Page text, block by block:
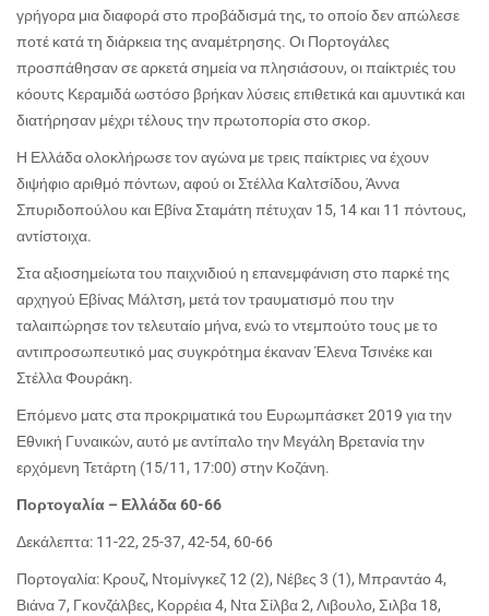
γρήγορα μια διαφορά στο προβάδισμά της, το οποίο δεν απώλεσε
ποτέ κατά τη διάρκεια της αναμέτρησης. Οι Πορτογάλες
προσπάθησαν σε αρκετά σημεία να πλησιάσουν, οι παίκτριές του
κόουτς Κεραμιδά ωστόσο βρήκαν λύσεις επιθετικά και αμυντικά και
διατήρησαν μέχρι τέλους την πρωτοπορία στο σκορ.
Η Ελλάδα ολοκλήρωσε τον αγώνα με τρεις παίκτριες να έχουν
διψήφιο αριθμό πόντων, αφού οι Στέλλα Καλτσίδου, Άννα
Σπυριδοπούλου και Εβίνα Σταμάτη πέτυχαν 15, 14 και 11 πόντους,
αντίστοιχα.
Στα αξιοσημείωτα του παιχνιδιού η επανεμφάνιση στο παρκέ της
αρχηγού Εβίνας Μάλτση, μετά τον τραυματισμό που την
ταλαιπώρησε τον τελευταίο μήνα, ενώ το ντεμπούτο τους με το
αντιπροσωπευτικό μας συγκρότημα έκαναν Έλενα Τσινέκε και
Στέλλα Φουράκη.
Επόμενο ματς στα προκριματικά του Ευρωμπάσκετ 2019 για την
Εθνική Γυναικών, αυτό με αντίπαλο την Μεγάλη Βρετανία την
ερχόμενη Τετάρτη (15/11, 17:00) στην Κοζάνη.
Πορτογαλία – Ελλάδα 60-66
Δεκάλεπτα: 11-22, 25-37, 42-54, 60-66
Πορτογαλία: Κρουζ, Ντομίνγκεζ 12 (2), Νέβες 3 (1), Μπραντάο 4,
Βιάνα 7, Γκονζάλβες, Κορρέια 4, Ντα Σίλβα 2, Λιβουλο, Σιλβα 18,